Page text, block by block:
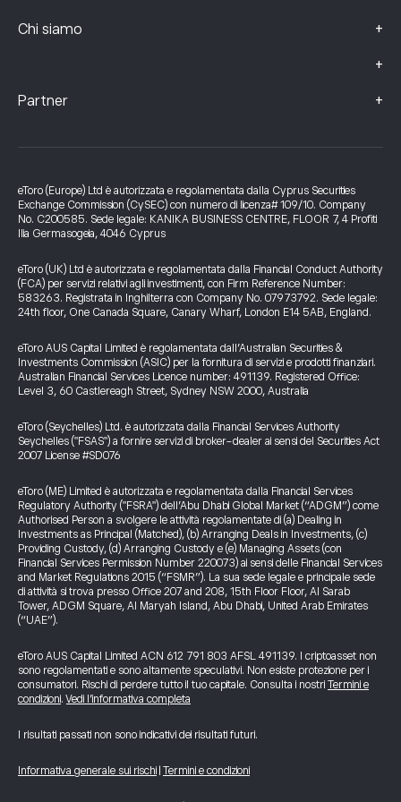
Chi siamo +
+
Partner +
eToro (Europe) Ltd è autorizzata e regolamentata dalla Cyprus Securities
Exchange Commission (CySEC) con numero di licenza# 109/10. Company
No. C200585. Sede legale: KANIKA BUSINESS CENTRE, FLOOR 7, 4 Profiti
Ilia Germasogeia, 4046 Cyprus
eToro (UK) Ltd è autorizzata e regolamentata dalla Financial Conduct Authority
(FCA) per servizi relativi agli investimenti, con Firm Reference Number:
583263. Registrata in Inghilterra con Company No. 07973792. Sede legale:
24th floor, One Canada Square, Canary Wharf, London E14 5AB, England.
eToro AUS Capital Limited è regolamentata dall’Australian Securities &
Investments Commission (ASIC) per la fornitura di servizi e prodotti finanziari.
Australian Financial Services Licence number: 491139. Registered Office:
Level 3, 60 Castlereagh Street, Sydney NSW 2000, Australia
eToro (Seychelles) Ltd. è autorizzata dalla Financial Services Authority
Seychelles ("FSAS") a fornire servizi di broker-dealer ai sensi del Securities Act
2007 License #SD076
eToro (ME) Limited è autorizzata e regolamentata dalla Financial Services
Regulatory Authority ("FSRA") dell’Abu Dhabi Global Market (“ADGM”) come
Authorised Person a svolgere le attività regolamentate di (a) Dealing in
Investments as Principal (Matched), (b) Arranging Deals in Investments, (c)
Providing Custody, (d) Arranging Custody e (e) Managing Assets (con
Financial Services Permission Number 220073) ai sensi delle Financial Services
and Market Regulations 2015 (“FSMR”). La sua sede legale e principale sede
di attività si trova presso Office 207 and 208, 15th Floor Floor, Al Sarab
Tower, ADGM Square, Al Maryah Island, Abu Dhabi, United Arab Emirates
(“UAE”).
eToro AUS Capital Limited ACN 612 791 803 AFSL 491139. I criptoasset non
sono regolamentati e sono altamente speculativi. Non esiste protezione per i
consumatori. Rischi di perdere tutto il tuo capitale. Consulta i nostri Termini e
condizioni.Vedi l’informativa completa
I risultati passati non sono indicativi dei risultati futuri.
Informativa generale sui rischi Termini e condizioni